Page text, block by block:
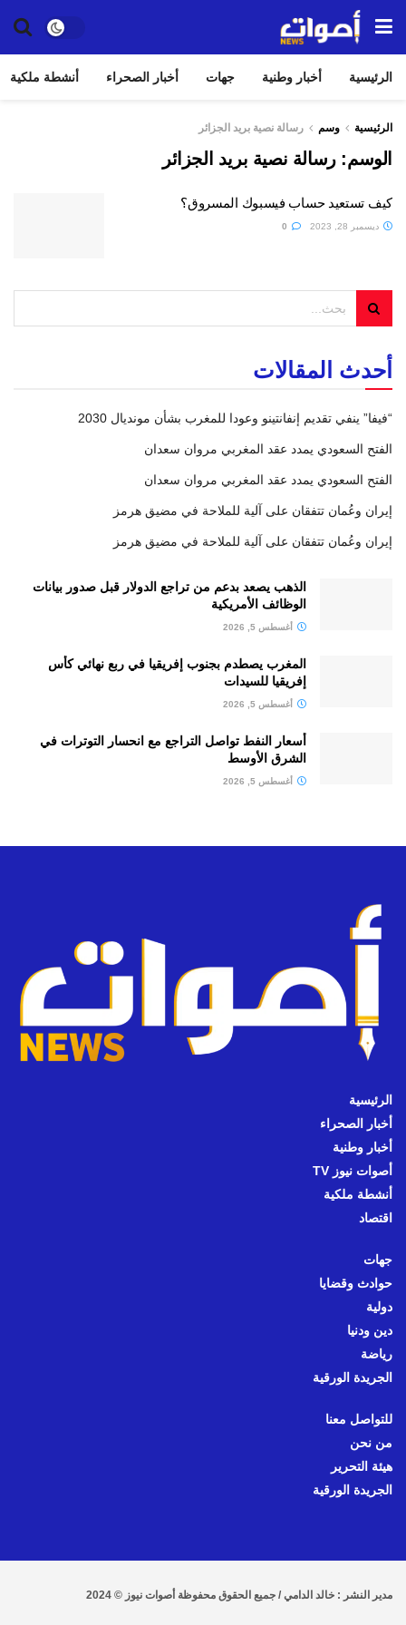
الرئيسية أخبار وطنية جهات أخبار الصحراء أنشطة ملكية
الرئيسية وسم رسالة نصية بريد الجزائر
الوسم:رسالة نصية بريد الجزائر
كيف تستعيد حساب فيسبوك المسروق؟
ديسمبر 28, 2023
أحدث المقالات
“فيفا” ينفي تقديم إنفانتينو وعودا للمغرب بشأن مونديال 2030
الفتح السعودي يمدد عقد المغربي مروان سعدان
الفتح السعودي يمدد عقد المغربي مروان سعدان
إيران وعُمان تتفقان على آلية للملاحة في مضيق هرمز
إيران وعُمان تتفقان على آلية للملاحة في مضيق هرمز
الذهب يصعد بدعم من تراجع الدولار قبل صدور بيانات
الوظائف الأمريكية
أغسطس 5, 2026
المغرب يصطدم بجنوب إفريقيا في ربع نهائي كأس
إفريقيا للسيدات
أغسطس 5, 2026
أسعار النفط تواصل التراجع مع انحسار التوترات في
الشرق الأوسط
أغسطس 5, 2026
الرئيسية
أخبار الصحراء
أخبار وطنية
أصوات نيوز TV
أنشطة ملكية
اقتصاد
جهات
حوادث وقضايا
دولية
دين ودنيا
رياضة
الجريدة الورقية
للتواصل معنا
من نحن
هيئة التحرير
الجريدة الورقية
مدير النشر : خالد الدامي / جميع الحقوق محفوظة أصوات نيوز © 2024